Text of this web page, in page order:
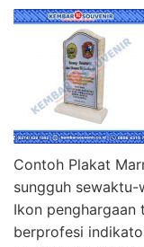
Contoh Plakat
sungguh sewaktu-
Ikon penghargaan
berprofesi